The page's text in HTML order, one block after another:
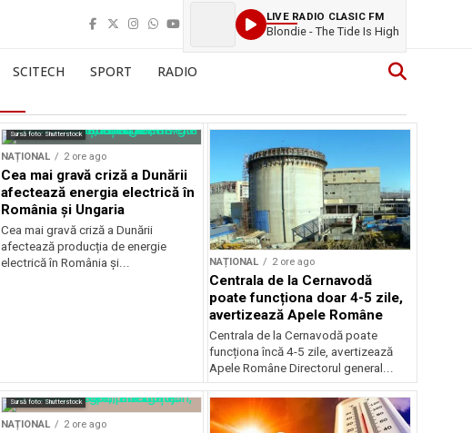
LIVE RADIO CLASIC FM
Blondie - The Tide Is High
SCITECH SPORT RADIO
Sursă foto: Shutterstock
NAȚIONAL 2 ore ago
Cea mai gravă criză a Dunării
afectează energia electrică în
România și Ungaria
Cea mai gravă criză a Dunării
afectează producția de energie
electrică în România și...
NAȚIONAL 2 ore ago
Centrala de la Cernavodă
poate funcționa doar 4-5 zile,
avertizează Apele Române
Centrala de la Cernavodă poate
funcționa încă 4-5 zile, avertizează
Apele Române Directorul general...
Sursă foto: Shutterstock
NAȚIONAL 2 ore ago